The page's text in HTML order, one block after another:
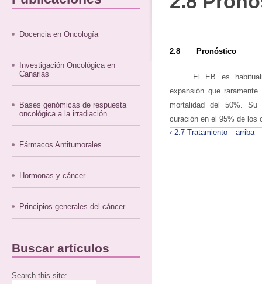
Docencia en Oncología
Investigación Oncológica en
Canarias
Bases genómicas de respuesta
oncológica a la irradiación
Fármacos Antitumorales
Hormonas y cáncer
Principios generales del cáncer
Buscar artículos
Search this site:
2.8 Pronóstico
El EB es
expansión que
mortalidad del 50%. Su
curación en el 95% de los
‹ 2.7 Tratamiento
arriba